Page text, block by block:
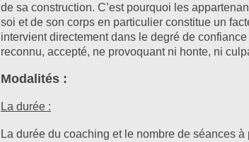
de sa construction. C’est pourquoi les
soi et de son corps en particulier constitue un
intervient directement dans le degré de
reconnu, accepté, ne provoquant ni honte, ni
Modalités :
La durée :
La durée du coaching et le nombre de séances